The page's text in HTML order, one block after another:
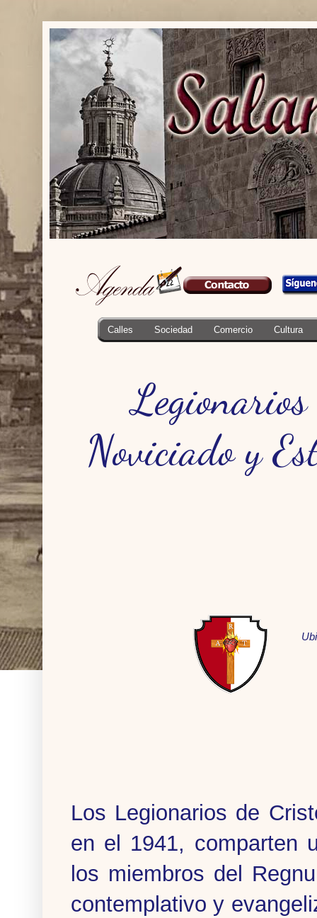
Calles Sociedad Comercio Cultura
Noviciado y
Los Legionarios de
en el 1941, comparten
los miembros del
contemplativo y